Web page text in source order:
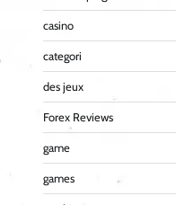
casino
categori
des jeux
Forex Reviews
game
games